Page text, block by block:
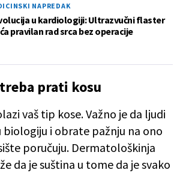
NAPREDAK
u kardiologiji: Ultrazvučni flaster
pravilan rad srca bez operacije
prati kosu
vaš tip kose. Važno je da ljudi
i obrate pažnju na ono
poručuju. Dermatološkinja
da je suština u tome da je svako